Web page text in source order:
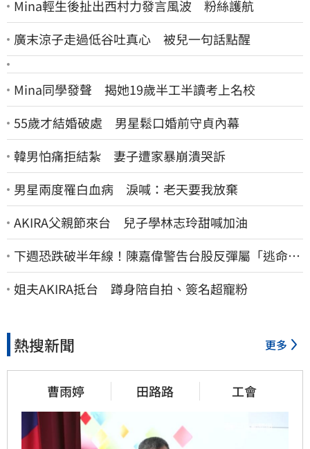
Mina輕生後扯出西村力發言風波 粉絲護航
廣末涼子走過低谷吐真心 被兒一句話點醒
Mina同學發聲 揭她19歲半工半讀考上名校
55歲才結婚破處 男星鬆口婚前守貞內幕
韓男怕痛拒結紮 妻子遭家暴崩潰哭訴
男星兩度罹白血病 淚喊：老天要我放棄
AKIRA父親節來台 兒子學林志玲甜喊加油
下週恐跌破半年線！陳嘉偉警告台股反彈屬「逃命
波」：空頭大屠殺剛開始
姐夫AKIRA抵台 蹲身陪自拍、簽名超寵粉
熱搜新聞 更多
曹雨婷 田路路 工會